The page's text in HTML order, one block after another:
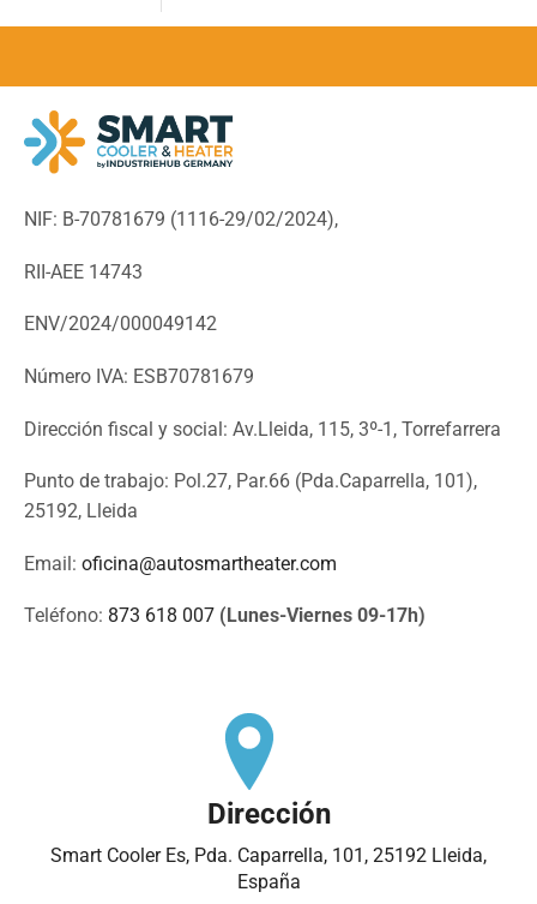
NIF: B-70781679 (1116-29/02/2024),
RII-AEE 14743
ENV/2024/000049142
Número IVA: ESB70781679
Dirección fiscal y social: Av.Lleida, 115, 3º-1, Torrefarrera
Punto de trabajo: Pol.27, Par.66 (Pda.Caparrella, 101),
25192, Lleida
Email: oficina@autosmartheater.com
Teléfono: 873 618 007 (Lunes-Viernes 09-17h)
Dirección
Smart Cooler Es, Pda. Caparrella, 101, 25192 Lleida,
España